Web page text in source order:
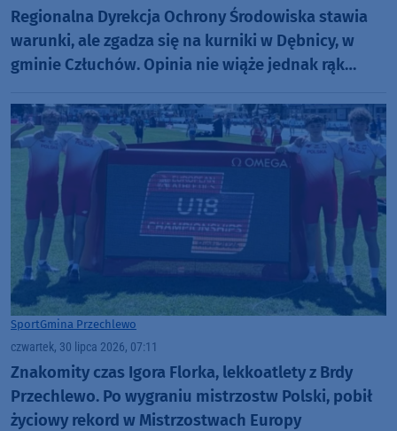
Regionalna Dyrekcja Ochrony Środowiska stawia
warunki, ale zgadza się na kurniki w Dębnicy, w
gminie Człuchów. Opinia nie wiąże jednak rąk
SportGmina Przechlewo
czwartek, 30 lipca 2026, 07:11
Znakomity czas Igora Florka, lekkoatlety z Brdy
Przechlewo. Po wygraniu mistrzostw Polski, pobił
życiowy rekord w Mistrzostwach Europy